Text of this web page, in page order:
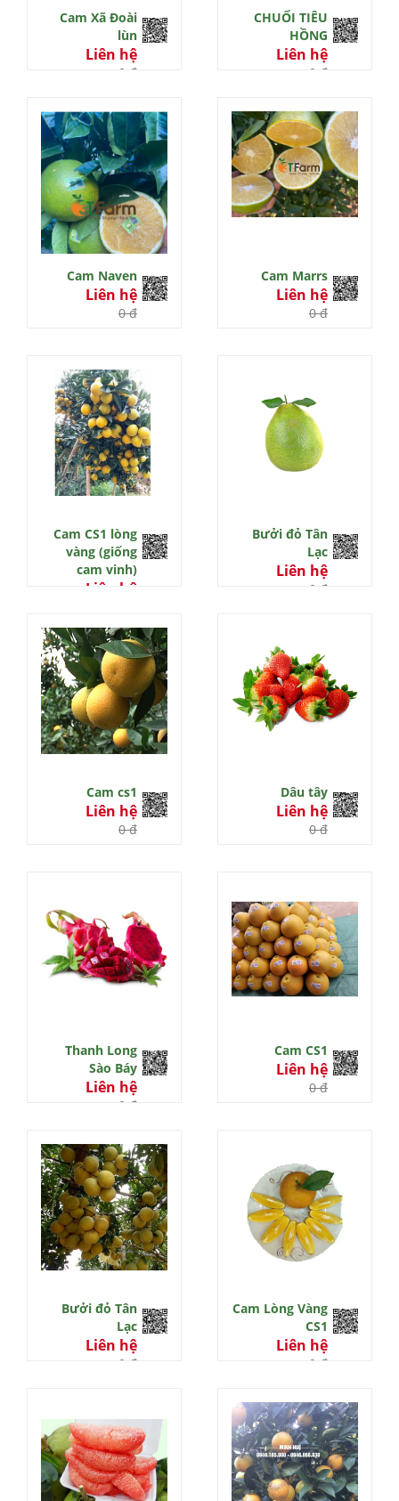
Cam Xã Đoài
lùn
Liên hệ
0 đ
CHUỐI TIÊU
HỒNG
Liên hệ
0 đ
Cam Naven
Liên hệ
0 đ
Cam Marrs
Liên hệ
0 đ
Cam CS1 lòng
vàng (giống
cam vinh)
Liên hệ
Bưởi đỏ Tân
Lạc
Liên hệ
0 đ
Cam cs1
Liên hệ
0 đ
Dâu tây
Liên hệ
0 đ
Thanh Long
Sào Báy
Liên hệ
0 đ
Cam CS1
Liên hệ
0 đ
Bưởi đỏ Tân
Lạc
Liên hệ
0 đ
Cam Lòng Vàng
CS1
Liên hệ
0 đ